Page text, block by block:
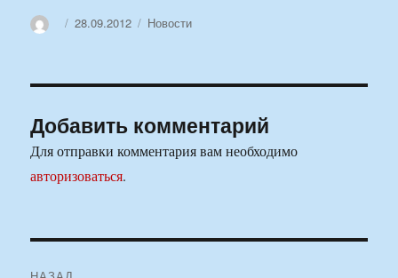
АвторОпубликовано
28.09.2012 Рубрики
Новости
Добавить комментарий
Для отправки комментария вам необходимо
авторизоваться.